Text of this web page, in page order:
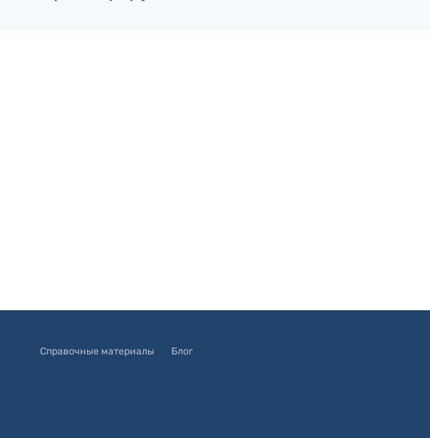
Справочные материалы Блог